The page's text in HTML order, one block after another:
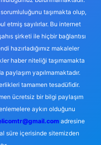
taşımakta olup,
etmiş sayılırlar. Bu internet
şirketi ile hiçbir bağlantısı
hazırladığımız makaleler
haber niteliği taşımamakta
yapılmamaktadır.
tamamen tesadüfidir.
ücretsiz bir bilgi paylaşım
aykırı olduğunu
adresine
süre içerisinde sitemizden